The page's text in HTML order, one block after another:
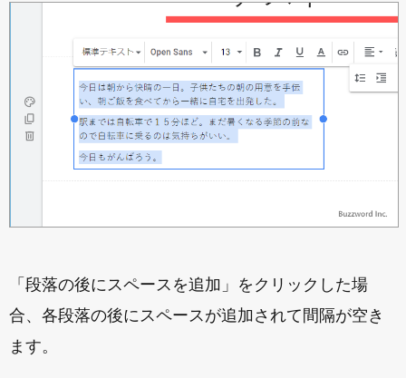
「段落の後にスペースを追加」をクリックした場
合、各段落の後にスペースが追加されて間隔が空き
ます。